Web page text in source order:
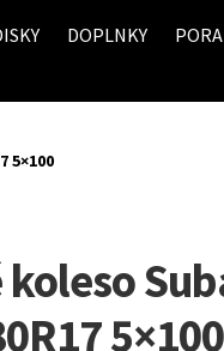
DOPLNKY
5×100
5×100